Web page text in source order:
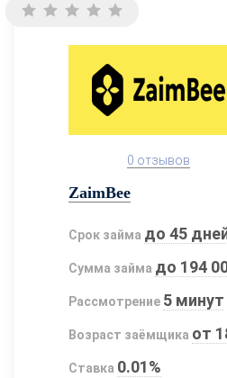
0 отзывов
ZaimBee
Срок займа до 45
Сумма займа до 194
Рассмотрение 5 минут
Возраст заёмщика от
Ставка 0.01%